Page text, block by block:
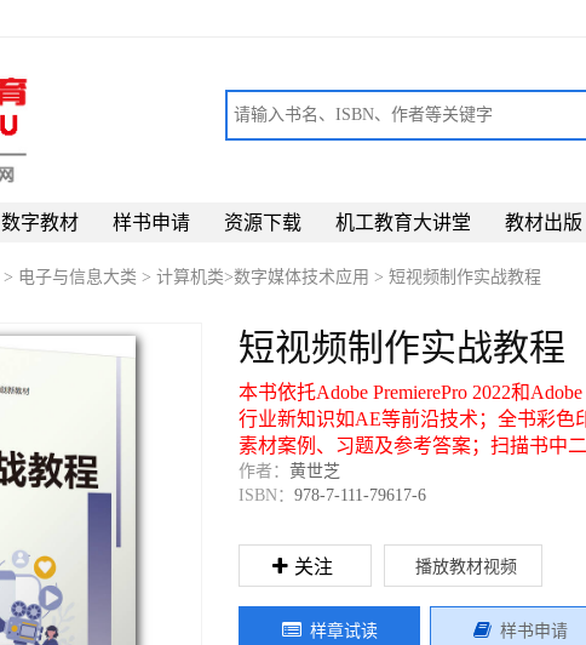
数字教材 样书申请 资源下载 机工教育大讲堂 教材出版
> 电子与信息大类 > 计算机类>数字媒体技术应用 > 短视频制作实战教程
短视频制作实战教程
本书依托Adobe PremierePro 2022和
行业新知识如AE等前沿技术；全书彩色
素材案例、习题及参考答案；扫描书中
作者： 黄世芝
ISBN： 978-7-111-79617-6
关注 播放教材视频
样章试读 样书申请